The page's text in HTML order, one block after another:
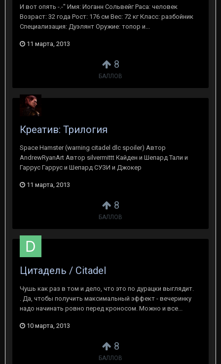
8
БАЛЛОВ
И вот опять -.-" Имя: Иоганн Сольвейг Раса: человек
Возраст: 32 года Рост: 176 см Вес: 72 кг Класс: разбойник
Специализация: Дуэлянт Оружие: топор и...
11 марта, 2013
8
БАЛЛОВ
Креатив: Трилогия
Space Hamster (warning citadel dlc spoiler) Автор
AndrewRyanArt Автор silvermittt Кайден и Шепард Тали и
Гаррус Гаррус и Шепард СУЗИ и Джокер
11 марта, 2013
8
БАЛЛОВ
Цитадель / Citadel
Чушь как раз в том и дело, что это по дурацки выглядит.
. Да, чтобы получить максимальный эффект - вечеринку
надо начинать ровно перед кроносом. Можно и все...
10 марта, 2013